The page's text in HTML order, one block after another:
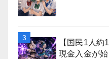
【国民1人
現金入金が始